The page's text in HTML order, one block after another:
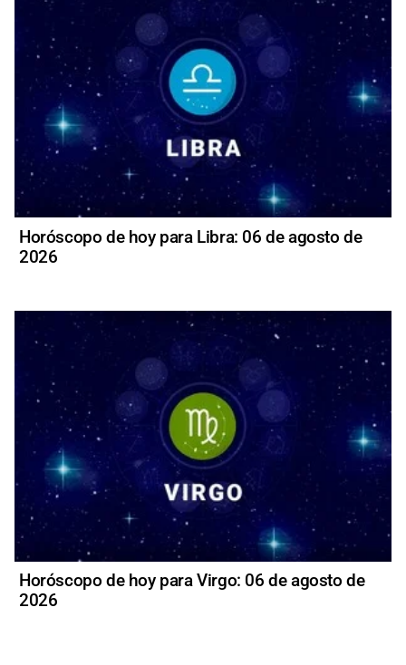
Horóscopo de hoy para Libra: 06 de agosto de
2026
Horóscopo de hoy para Virgo: 06 de agosto de
2026